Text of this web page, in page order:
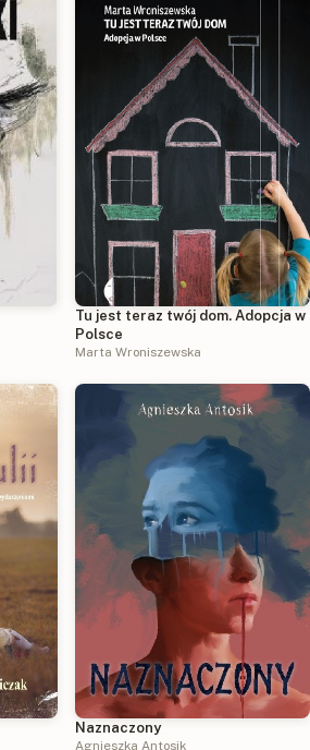
Tu jest teraz twój dom. Adopcja w
Polsce
Marta Wroniszewska
Naznaczony
Agnieszka Antosik